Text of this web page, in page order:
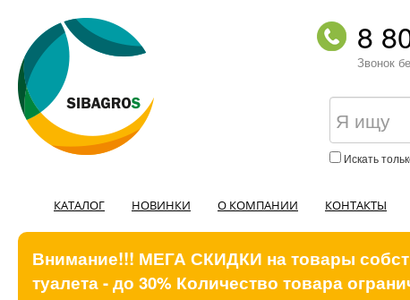
8
Звонок
Искать
КАТАЛОГ НОВИНКИ О КОМПАНИИ КОНТАКТЫ
Внимание!!! МЕГА СКИДКИ на товары
туалета - до 30% Количество товара